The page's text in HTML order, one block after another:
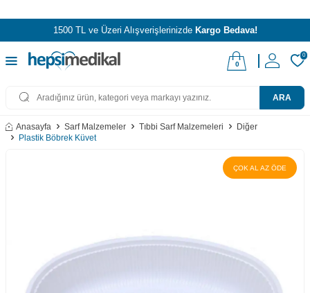
1500 TL ve Üzeri Alışverişlerinizde Kargo Bedava!
ARA
0
0
Anasayfa Sarf Malzemeler Tıbbi Sarf Malzemeleri
Diğer
Plastik Böbrek Küvet
ÇOK AL AZ ÖDE